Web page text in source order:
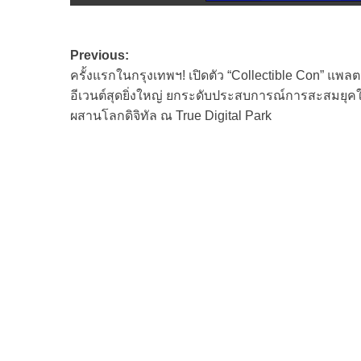
Post
navigation
Previous:
ครั้งแรกในกรุงเทพฯ! เปิดตัว “Collectible Con” แพล
อีเวนต์สุดยิ่งใหญ่ ยกระดับประสบการณ์การสะสมยุค
ผสานโลกดิจิทัล ณ True Digital Park